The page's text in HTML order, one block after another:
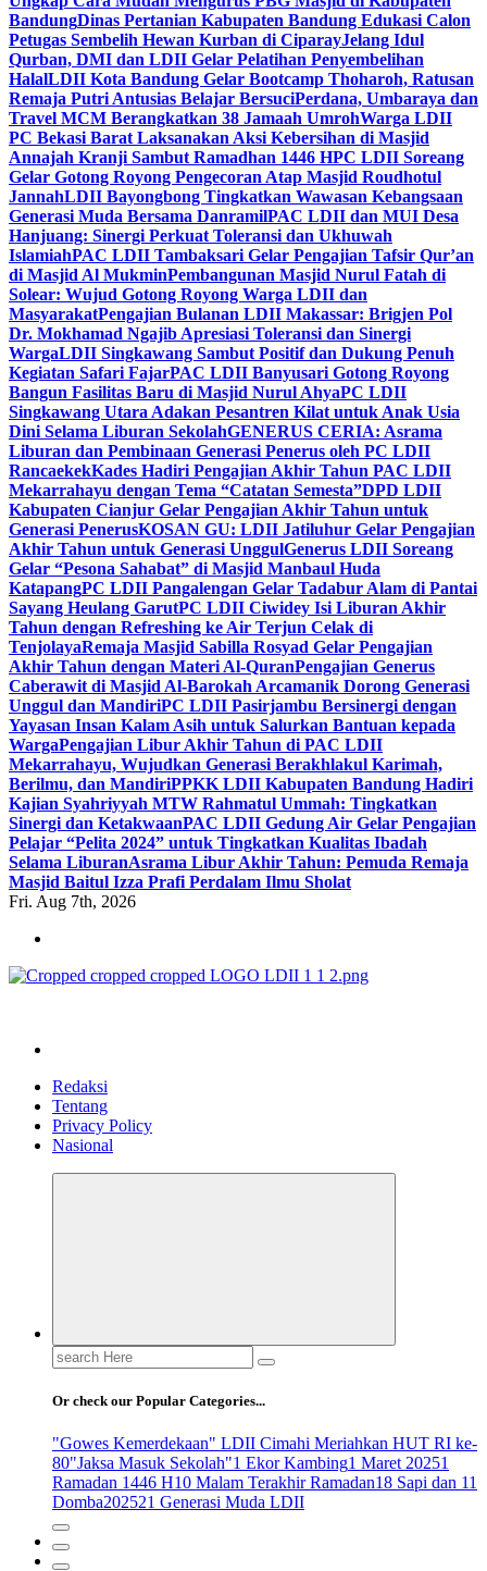
BandungDinas Pertanian Kabupaten Bandung Edukasi Calon
Petugas Sembelih Hewan Kurban di CiparayJelang Idul
Qurban, DMI dan LDII Gelar Pelatihan Penyembelihan
HalalLDII Kota Bandung Gelar Bootcamp Thoharoh, Ratusan
Remaja Putri Antusias Belajar BersuciPerdana, Umbaraya dan
Travel MCM Berangkatkan 38 Jamaah UmrohWarga LDII
PC Bekasi Barat Laksanakan Aksi Kebersihan di Masjid
Annajah Kranji Sambut Ramadhan 1446 HPC LDII Soreang
Gelar Gotong Royong Pengecoran Atap Masjid Roudhotul
JannahLDII Bayongbong Tingkatkan Wawasan Kebangsaan
Generasi Muda Bersama DanramilPAC LDII dan MUI Desa
Hanjuang: Sinergi Perkuat Toleransi dan Ukhuwah
IslamiahPAC LDII Tambaksari Gelar Pengajian Tafsir Qur’an
di Masjid Al MukminPembangunan Masjid Nurul Fatah di
Solear: Wujud Gotong Royong Warga LDII dan
MasyarakatPengajian Bulanan LDII Makassar: Brigjen Pol
Dr. Mokhamad Ngajib Apresiasi Toleransi dan Sinergi
WargaLDII Singkawang Sambut Positif dan Dukung Penuh
Kegiatan Safari FajarPAC LDII Banyusari Gotong Royong
Bangun Fasilitas Baru di Masjid Nurul AhyaPC LDII
Singkawang Utara Adakan Pesantren Kilat untuk Anak Usia
Dini Selama Liburan SekolahGENERUS CERIA: Asrama
Liburan dan Pembinaan Generasi Penerus oleh PC LDII
RancaekekKades Hadiri Pengajian Akhir Tahun PAC LDII
Mekarrahayu dengan Tema “Catatan Semesta”DPD LDII
Kabupaten Cianjur Gelar Pengajian Akhir Tahun untuk
Generasi PenerusKOSAN GU: LDII Jatiluhur Gelar Pengajian
Akhir Tahun untuk Generasi UnggulGenerus LDII Soreang
Gelar “Pesona Sahabat” di Masjid Manbaul Huda
KatapangPC LDII Pangalengan Gelar Tadabur Alam di Pantai
Sayang Heulang GarutPC LDII Ciwidey Isi Liburan Akhir
Tahun dengan Refreshing ke Air Terjun Celak di
TenjolayaRemaja Masjid Sabilla Rosyad Gelar Pengajian
Akhir Tahun dengan Materi Al-QuranPengajian Generus
Caberawit di Masjid Al-Barokah Arcamanik Dorong Generasi
Unggul dan MandiriPC LDII Pasirjambu Bersinergi dengan
Yayasan Insan Kalam Asih untuk Salurkan Bantuan kepada
WargaPengajian Libur Akhir Tahun di PAC LDII
Mekarrahayu, Wujudkan Generasi Berakhlakul Karimah,
Berilmu, dan MandiriPPKK LDII Kabupaten Bandung Hadiri
Kajian Syahriyyah MTW Rahmatul Ummah: Tingkatkan
Sinergi dan KetakwaanPAC LDII Gedung Air Gelar Pengajian
Pelajar “Pelita 2024” untuk Tingkatkan Kualitas Ibadah
Selama LiburanAsrama Libur Akhir Tahun: Pemuda Remaja
Masjid Baitul Izza Prafi Perdalam Ilmu Sholat
Fri. Aug 7th, 2026
Redaksi
Tentang
Privacy Policy
Nasional
Search
for:
Or check our Popular Categories...
"Gowes Kemerdekaan" LDII Cimahi Meriahkan HUT RI ke-
80"Jaksa Masuk Sekolah"1 Ekor Kambing1 Maret 20251
Ramadan 1446 H10 Malam Terakhir Ramadan18 Sapi dan 11
Domba202521 Generasi Muda LDII